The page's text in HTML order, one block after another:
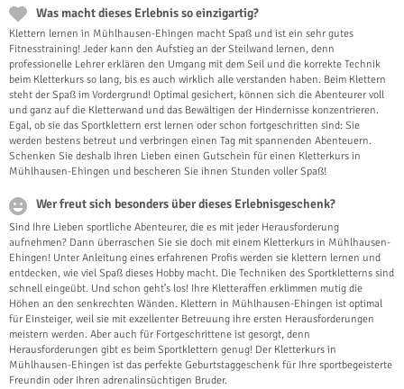
Was macht dieses Erlebnis so einzigartig?
Klettern lernen in Mühlhausen-Ehingen macht Spaß und ist ein sehr gutes
Fitnesstraining! Jeder kann den Aufstieg an der Steilwand lernen, denn
professionelle Lehrer erklären den Umgang mit dem Seil und die korrekte Technik
beim Kletterkurs so lang, bis es auch wirklich alle verstanden haben. Beim Klettern
steht der Spaß im Vordergrund! Optimal gesichert, können sich die Abenteurer voll
und ganz auf die Kletterwand und das Bewältigen der Hindernisse konzentrieren.
Egal, ob sie das Sportklettern erst lernen oder schon fortgeschritten sind: Sie
werden bestens betreut und verbringen einen Tag mit spannenden Abenteuern.
Schenken Sie deshalb Ihren Lieben einen Gutschein für einen Kletterkurs in
Mühlhausen-Ehingen und bescheren Sie ihnen Stunden voller Spaß!
Wer freut sich besonders über dieses Erlebnisgeschenk?
Sind Ihre Lieben sportliche Abenteurer, die es mit jeder Herausforderung
aufnehmen? Dann überraschen Sie sie doch mit einem Kletterkurs in Mühlhausen-
Ehingen! Unter Anleitung eines erfahrenen Profis werden sie klettern lernen und
entdecken, wie viel Spaß dieses Hobby macht. Die Techniken des Sportkletterns sind
schnell eingeübt. Und schon geht’s los! Ihre Kletteraffen erklimmen mutig die
Höhen an den senkrechten Wänden. Klettern in Mühlhausen-Ehingen ist optimal
für Einsteiger, weil sie mit exzellenter Betreuung ihre ersten Herausforderungen
meistern werden. Aber auch für Fortgeschrittene ist gesorgt, denn
Herausforderungen gibt es beim Sportklettern genug! Der Kletterkurs in
Mühlhausen-Ehingen ist das perfekte Geburtstaggeschenk für Ihre sportbegeisterte
Freundin oder Ihren adrenalinsüchtigen Bruder.